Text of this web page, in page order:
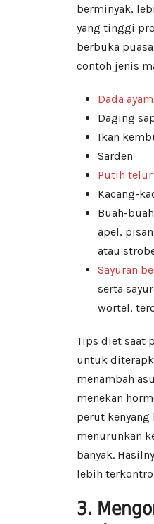
berminyak,
yang tinggi
berbuka
contoh jenis
Dada ayam
Daging
Ikan
Sarden
Putih telur
Kacang-
Buah-
apel,
atau
Sayuran
serta
wortel,
Tips diet saat
untuk
menambah
menekan
perut kenyang
menurunkan
banyak.
lebih
3.